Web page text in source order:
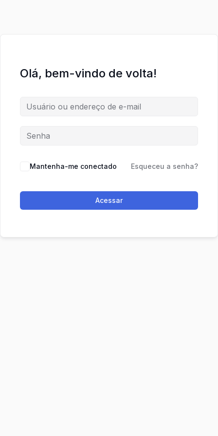
Olá, bem-vindo de volta!
Mantenha-me conectado Esqueceu a senha?
Acessar